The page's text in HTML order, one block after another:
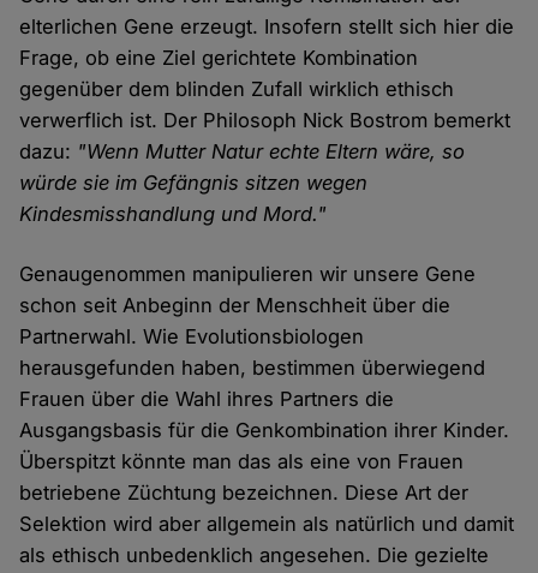
elterlichen Gene erzeugt. Insofern stellt sich hier die
Frage, ob eine Ziel gerichtete Kombination
gegenüber dem blinden Zufall wirklich ethisch
verwerflich ist. Der Philosoph Nick Bostrom bemerkt
dazu: "Wenn Mutter Natur echte Eltern wäre, so
würde sie im Gefängnis sitzen wegen
Kindesmisshandlung und Mord."
Genaugenommen manipulieren wir unsere Gene
schon seit Anbeginn der Menschheit über die
Partnerwahl. Wie Evolutionsbiologen
herausgefunden haben, bestimmen überwiegend
Frauen über die Wahl ihres Partners die
Ausgangsbasis für die Genkombination ihrer Kinder.
Überspitzt könnte man das als eine von Frauen
betriebene Züchtung bezeichnen. Diese Art der
Selektion wird aber allgemein als natürlich und damit
als ethisch unbedenklich angesehen. Die gezielte